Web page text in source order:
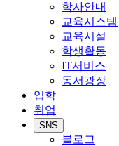
학사안내
교육시스템
교육시설
학생활동
IT서비스
동서광장
입학
취업
SNS
블로그